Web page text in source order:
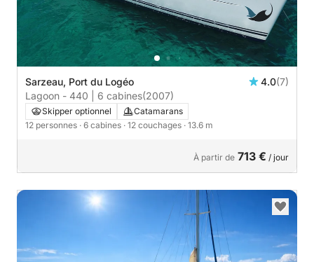
Sarzeau, Port du Logéo 4.0(7)
Lagoon - 440 | 6 cabines(2007)
Skipper optionnel
Catamarans
12 personnes · 6 cabines · 12 couchages · 13.6 m
À partir de 713 € / jour